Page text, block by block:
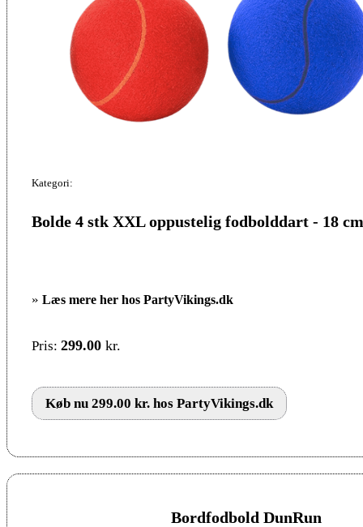
Kategori:
Bolde 4 stk XXL oppustelig fodbolddart - 18 cm
» Læs mere her hos PartyVikings.dk
Pris: 299.00 kr.
Køb nu 299.00 kr. hos PartyVikings.dk
Bordfodbold DunRun